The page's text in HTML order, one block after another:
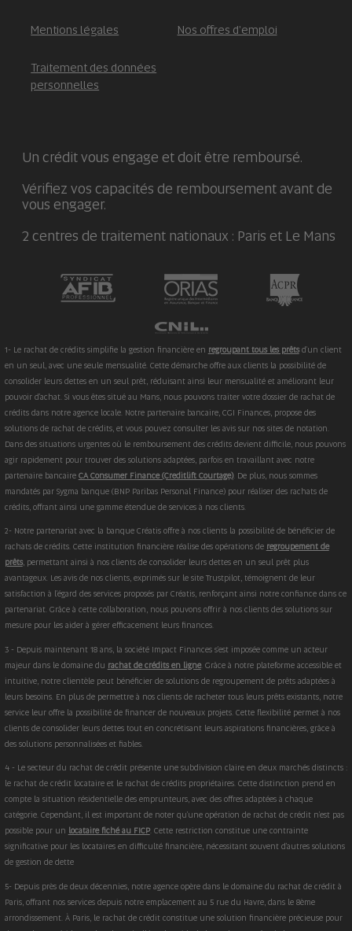
Mentions légales Nos offres d'emploi
Traitement des données
personnelles
Un crédit vous engage et doit être remboursé.
Vérifiez vos capacités de remboursement avant de
vous engager.
2 centres de traitement nationaux : Paris et Le Mans
1- Le rachat de crédits simplifie la gestion financière en regroupant tous les prêtsd'un client
en un seul, avec une seule mensualité. Cette démarche offre aux clients la possibilité de
consolider leurs dettes en un seul prêt, réduisant ainsi leur mensualité et améliorant leur
pouvoir d'achat. Si vous êtes situé au Mans, nous pouvons traiter votre dossier de rachat de
crédits dans notre agence locale. Notre partenaire bancaire, CGI Finances, propose des
solutions de rachat de crédits, et vous pouvez consulter les avis sur nos sites de notation.
Dans des situations urgentes où le remboursement des crédits devient difficile, nous pouvons
agir rapidement pour trouver des solutions adaptées, parfois en travaillant avec notre
partenaire bancaire CA Consumer Finance (Creditlift Courtage). De plus, nous sommes
mandatés par Sygma banque (BNP Paribas Personal Finance) pour réaliser des rachats de
crédits, offrant ainsi une gamme étendue de services à nos clients.
2- Notre partenariat avec la banque Créatis offre à nos clients la possibilité de bénéficier de
rachats de crédits. Cette institution financière réalise des opérations de regroupement de
prêts, permettant ainsi à nos clients de consolider leurs dettes en un seul prêt plus
avantageux. Les avis de nos clients, exprimés sur le site Trustpilot, témoignent de leur
satisfaction à l'égard des services proposés par Créatis, renforçant ainsi notre confiance dans ce
partenariat. Grâce à cette collaboration, nous pouvons offrir à nos clients des solutions sur
mesure pour les aider à gérer efficacement leurs finances.
3 - Depuis maintenant 18 ans, la société Impact Finances s'est imposée comme un acteur
majeur dans le domaine du rachat de crédits en ligne. Grâce à notre plateforme accessible et
intuitive, notre clientèle peut bénéficier de solutions de regroupement de prêts adaptées à
leurs besoins. En plus de permettre à nos clients de racheter tous leurs prêts existants, notre
service leur offre la possibilité de financer de nouveaux projets. Cette flexibilité permet à nos
clients de consolider leurs dettes tout en concrétisant leurs aspirations financières, grâce à
des solutions personnalisées et fiables.
4 - Le secteur du rachat de crédit présente une subdivision claire en deux marchés distincts :
le rachat de crédit locataire et le rachat de crédits propriétaires. Cette distinction prend en
compte la situation résidentielle des emprunteurs, avec des offres adaptées à chaque
catégorie. Cependant, il est important de noter qu'une opération de rachat de crédit n'est pas
possible pour un locataire fiché au FICP. Cette restriction constitue une contrainte
significative pour les locataires en difficulté financière, nécessitant souvent d'autres solutions
de gestion de dette
5- Depuis près de deux décennies, notre agence opère dans le domaine du rachat de crédit à
Paris, offrant nos services depuis notre emplacement au 5 rue du Havre, dans le 8ème
arrondissement. À Paris, le rachat de crédit constitue une solution financière précieuse pour